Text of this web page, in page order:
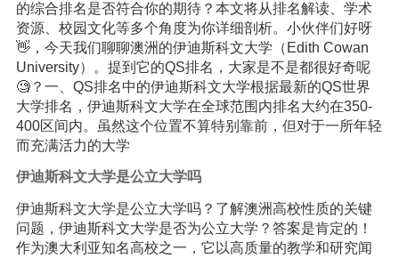
的综合排名是否符合你的期待？本文将从排名解读、学术
资源、校园文化等多个角度为你详细剖析。小伙伴们好呀
👋，今天我们聊聊澳洲的伊迪斯科文大学（Edith Cowan
University）。提到它的QS排名，大家是不是都很好奇呢
🧐？一、QS排名中的伊迪斯科文大学根据最新的QS世界
大学排名，伊迪斯科文大学在全球范围内排名大约在350-
400区间内。虽然这个位置不算特别靠前，但对于一所年轻
而充满活力的大学
伊迪斯科文大学是公立大学吗
伊迪斯科文大学是公立大学吗？了解澳洲高校性质的关键
问题，伊迪斯科文大学是否为公立大学？答案是肯定的！
作为澳大利亚知名高校之一，它以高质量的教学和研究闻